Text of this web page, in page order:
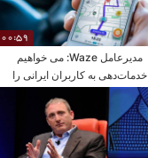
00:59
مدیرعامل Waze: می خواهیم
خدمات‌دهی به کاربران ایرانی را